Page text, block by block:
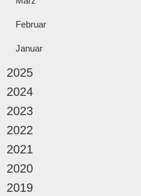
Februar
Januar
2025
2024
2023
2022
2021
2020
2019